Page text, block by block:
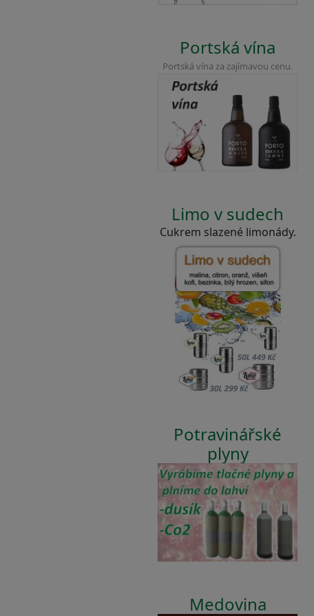
Portská vína
Portská vína za zajímavou cenu.
Limo v sudech
Cukrem slazené limonády.
Potravinářské
plyny
Medovina